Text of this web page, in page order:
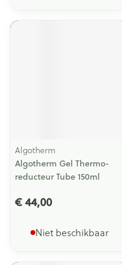
Algotherm
Algotherm Gel Thermo-
reducteur Tube 150ml
€ 44,00
Niet beschikbaar